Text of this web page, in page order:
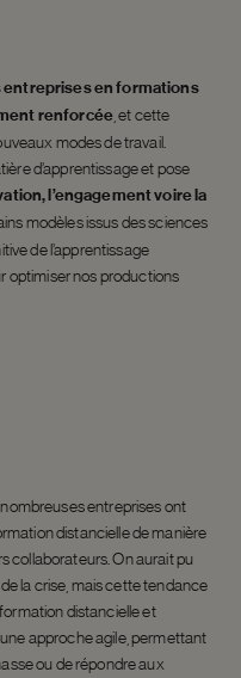
entreprises en formations
renforcée , et cette
modes de travail.
d’apprentissage et pose
l’engagement voire la
modèles issus des sciences
de l’apprentissage
optimiser nos productions
entreprises ont
distancielle de manière
collaborateurs. On aurait pu
la crise, mais cette tendance
distancielle et
approche agile, permettant
ou de répondre aux